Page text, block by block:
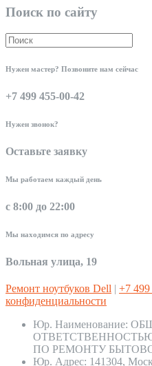
Поиск по сайту
Нужен мастер? Позвоните нам сейчас
+7 499 455-00-42
Нужен звонок?
Оставьте заявку
Мы работаем каждый день
с 8:00 до 22:00
Мы находимся по адресу
Вольная улица, 19
Ремонт ноутбуков Dell | +7 499
конфиденциальности
Юр. Наименование:
ПО РЕМОНТУ
Юр. Адрес: 141304,